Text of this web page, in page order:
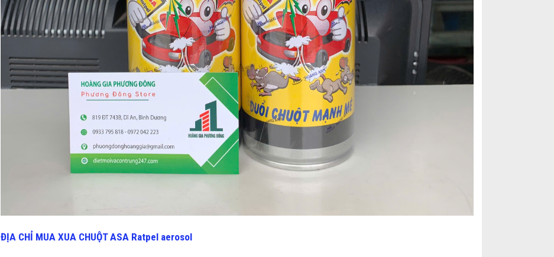
ĐỊA CHỈ MUA XUA CHUỘT ASA Ratpel aerosol